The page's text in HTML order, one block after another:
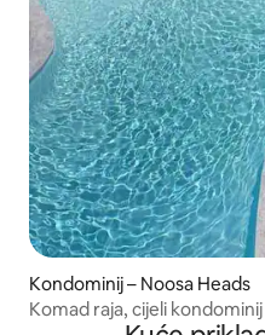
Kondominij – Noosa Heads
Komad raja, cijeli